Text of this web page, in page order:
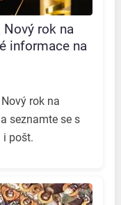
rok na
informace na
rok na
seznamte se s
i pošt.